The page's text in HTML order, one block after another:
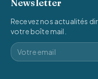
Newsletter
Recevez nos actualités
votre boîte mail.